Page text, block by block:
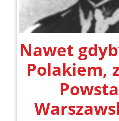
Nawet
Polakiem,